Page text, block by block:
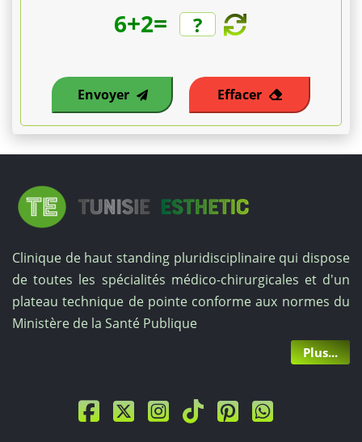
des
plaques
est
proposé
entre
800
€
6+2=
Envoyer Effacer
Clinique de haut standing pluridisciplinaire qui dispose
de toutes les spécialités médico-chirurgicales et d'un
plateau technique de pointe conforme aux normes du
Ministère de la Santé Publique
Plus...